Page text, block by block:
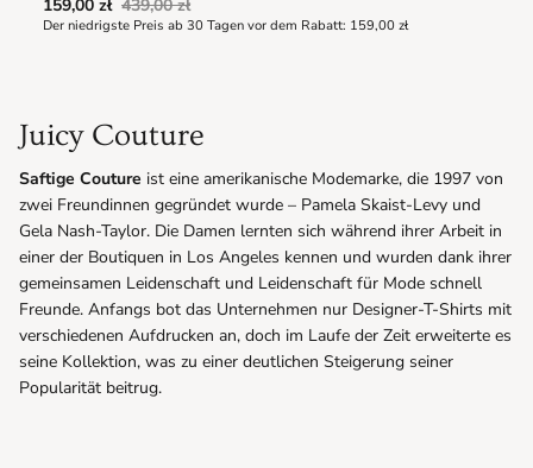
159,00 zł 439,00 zł
Der niedrigste Preis ab 30 Tagen vor dem Rabatt: 159,00 zł
Juicy Couture
Saftige Couture ist eine amerikanische Modemarke, die 1997 von
zwei Freundinnen gegründet wurde – Pamela Skaist-Levy und
Gela Nash-Taylor. Die Damen lernten sich während ihrer Arbeit in
einer der Boutiquen in Los Angeles kennen und wurden dank ihrer
gemeinsamen Leidenschaft und Leidenschaft für Mode schnell
Freunde. Anfangs bot das Unternehmen nur Designer-T-Shirts mit
verschiedenen Aufdrucken an, doch im Laufe der Zeit erweiterte es
seine Kollektion, was zu einer deutlichen Steigerung seiner
Popularität beitrug.